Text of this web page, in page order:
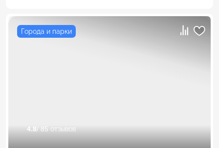
Города и парки
4.8/ 85 отзывов